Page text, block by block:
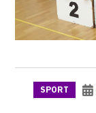
SPORT